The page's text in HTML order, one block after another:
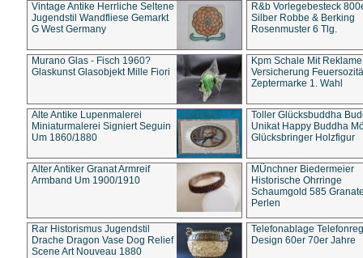
Vintage Antike Herrliche Seltene
Jugendstil Wandfliese Gemarkt
G West Germany
R&b Vorlegebesteck
Silber Robbe & Berking
Rosenmuster 6 Tlg.
Murano Glas - Fisch 1960?
Glaskunst Glasobjekt Mille Fiori
Kpm Schale Mit Reklame
Versicherung
Zeptermarke 1. Wahl
Alte Antike Lupenmalerei
Miniaturmalerei Signiert Seguin
Um 1860/1880
Toller Glücksbuddha
Unikat Happy Buddha
Glücksbringer Holzfigur
Alter Antiker Granat Armreif
Armband Um 1900/1910
MÜnchner Biedermeier
Historische Ohrringe
Schaumgold 585
Perlen
Rar Historismus Jugendstil
Drache Dragon Vase Dog Relief
Scene Art Nouveau 1880
Telefonablage
Design 60er 70er Jahre